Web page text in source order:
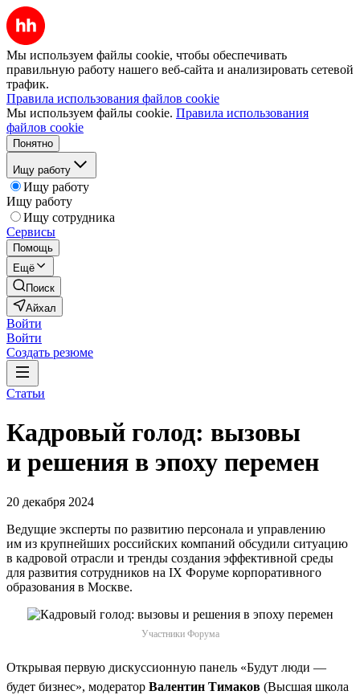
Мы используем файлы cookie, чтобы обеспечивать
правильную работу нашего веб-сайта и анализировать сетевой
трафик.
Правила использования файлов cookie
Мы используем файлы cookie. Правила использования
файлов cookie
Понятно
Ищу работу
Ищу работу
Ищу работу
Ищу сотрудника
Сервисы
Помощь
Ещё
Поиск
Айхал
Войти
Войти
Создать резюме
Статьи
Кадровый голод: вызовы
и решения в эпоху перемен
20 декабря 2024
Ведущие эксперты по развитию персонала и управлению
им из крупнейших российских компаний обсудили ситуацию
в кадровой отрасли и тренды создания эффективной среды
для развития сотрудников на IX Форуме корпоративного
образования в Москве.
Участники Форума
Открывая первую дискуссионную панель «Будут люди —
будет бизнес», модератор Валентин Тимаков (Высшая школа